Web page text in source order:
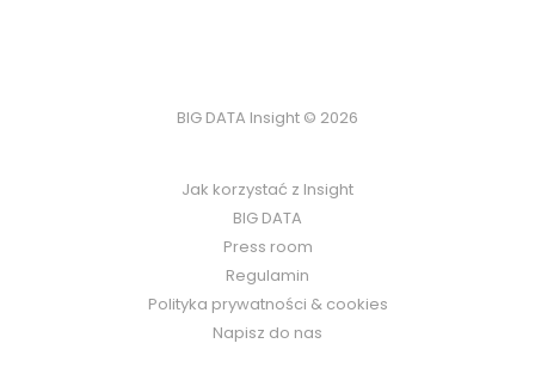
BIG DATA Insight © 2026
Jak korzystać z Insight
BIG DATA
Press room
Regulamin
Polityka prywatności & cookies
Napisz do nas